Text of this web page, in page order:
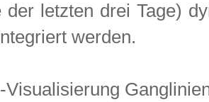
der letzten drei Tage)
werden.
Visualisierung